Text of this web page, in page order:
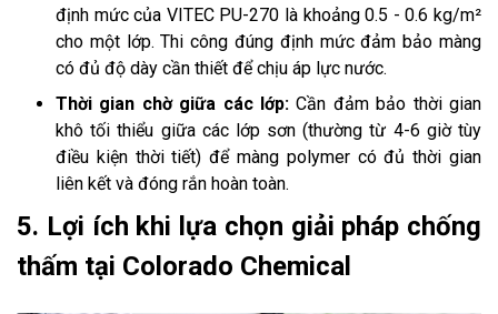
định mức của VITEC PU-270 là khoảng 0.5 - 0.6 kg/m²
cho một lớp. Thi công đúng định mức đảm bảo màng
có đủ độ dày cần thiết để chịu áp lực nước.
Thời gian chờ giữa các lớp:Cần đảm bảo thời gian
khô tối thiểu giữa các lớp sơn (thường từ 4-6 giờ tùy
điều kiện thời tiết) để màng polymer có đủ thời gian
liên kết và đóng rắn hoàn toàn.
5. Lợi ích khi lựa chọn giải pháp chống
thấm tại Colorado Chemical